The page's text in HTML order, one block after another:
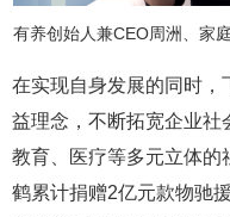
有养创始人兼CEO周洲、家
在实现自身发展的同时，
益理念，不断拓宽企业社
教育、医疗等多元立体的
鹤累计捐赠2亿元款物驰